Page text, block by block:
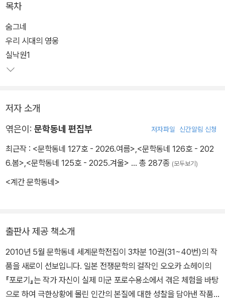
목차
숨그네
우리 시대의 영웅
실낙원1
저자 소개
엮은이: 문학동네 편집부 저자파일 신간알림 신청
최근작 : <문학동네 127호 - 2026.여름>,<문학동네 126호 - 202
6.봄>,<문학동네 125호 - 2025.겨울> … 총 287종 (모두보기)
<계간 문학동네>
출판사 제공 책소개
2010년 5월 문학동네 세계문학전집이 3차분 10권(31~40번)의 작
품을 새로이 선보입니다. 일본 전쟁문학의 걸작인 오오카 쇼헤이의
『포로기』는 작가 자신이 실제 미군 포로수용소에서 겪은 체험을 바탕
으로 하여 극한상황에 몰린 인간의 본질에 대한 성찰을 담아낸 작품